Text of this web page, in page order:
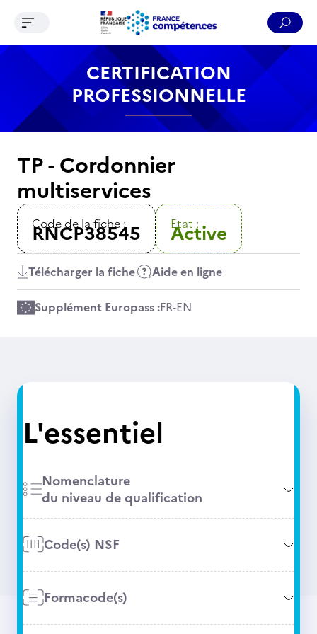
Contenu Recherche Menu Pied de page
Ouvrir le menu de navigation
CERTIFICATION
PROFESSIONNELLE
TP - Cordonnier
multiservices
Code de la fiche :
RNCP38545 Etat :
Active
Télécharger la fiche Aide en ligne
Supplément Europass :FR-EN
L'essentiel
Nomenclature
du niveau de qualification
Code(s) NSF
Formacode(s)